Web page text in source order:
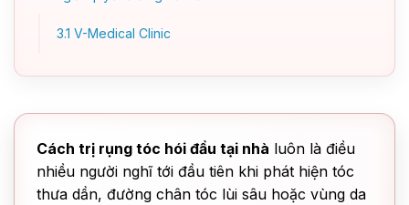
3.1 V-Medical Clinic
Cách trị rụng tóc hói đầu tại nhà luôn là điều
nhiều người nghĩ tới đầu tiên khi phát hiện tóc
thưa dần, đường chân tóc lùi sâu hoặc vùng da